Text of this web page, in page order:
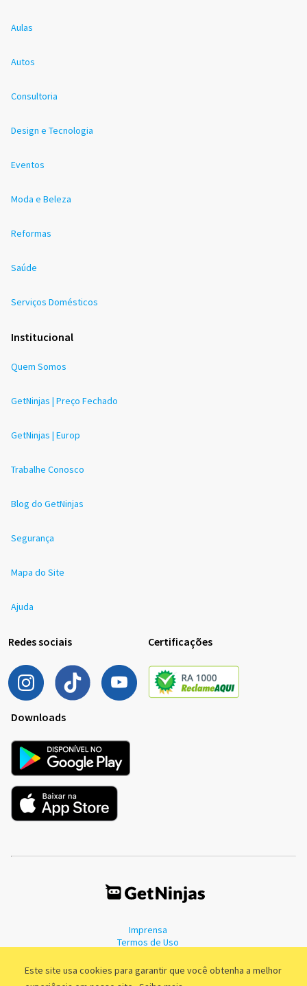
Este site usa cookies para garantir que você obtenha a melhor
Aulas
Autos
Consultoria
Design e Tecnologia
Eventos
Moda e Beleza
Reformas
Saúde
Serviços Domésticos
Institucional
Quem Somos
GetNinjas | Preço Fechado
GetNinjas | Europ
Trabalhe Conosco
Blog do GetNinjas
Segurança
Mapa do Site
Ajuda
Redes sociais Certificações
Downloads
Imprensa
Termos de Uso